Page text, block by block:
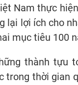
Nam thực
lại lợi ích cho
mục tiêu 100
thành tựu
trong thời gian